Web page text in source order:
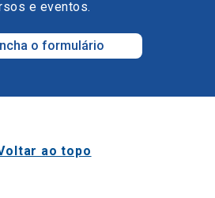
e eventos.
o formulário
ao topo